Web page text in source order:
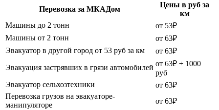
Перевозка за МКАДом
Цены в руб за
км
Машины до 2 тонн
от 53₽
Машины от 2 тонн
от 63₽
Эвакуатор в другой город от 53 руб за км
от 63₽
Эвакуация застрявших в грязи автомобилей от 63₽ + 1000
руб
Эвакуатор сельхозтехники
от 63₽
Перевозка грузов на эвакуаторе-
манипуляторе
от 63₽